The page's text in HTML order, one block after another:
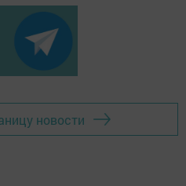
новости